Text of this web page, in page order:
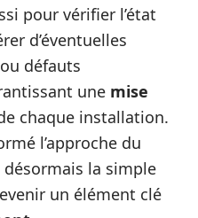
pour vérifier l’état
d’éventuelles
défauts
une mise
chaque installation.
l’approche du
désormais la simple
un élément clé